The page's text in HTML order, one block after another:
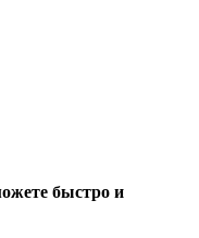
быстро и